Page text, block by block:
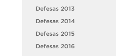
Defesas 2013
Defesas 2014
Defesas 2015
Defesas 2016